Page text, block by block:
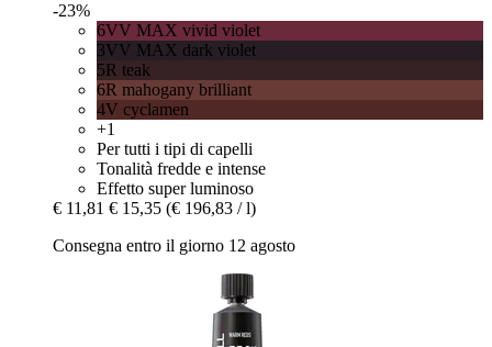
-23%
6VV MAX vivid violet
3VV MAX dark violet
5R teak
6R mahogany brilliant
4V cyclamen
+1
Per tutti i tipi di capelli
Tonalità fredde e intense
Effetto super luminoso
€ 11,81 € 15,35 (€ 196,83 / l)
Consegna entro il giorno 12 agosto